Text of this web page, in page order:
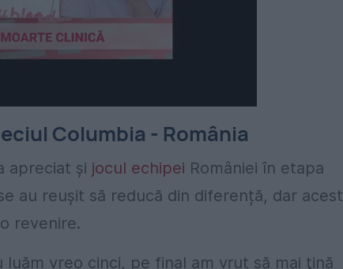
Columbia - România
apreciat și jocul echipei României în etapa
au reușit să reducă din diferență, dar acest
revenire.
vreo cinci, pe final am vrut să mai ţină